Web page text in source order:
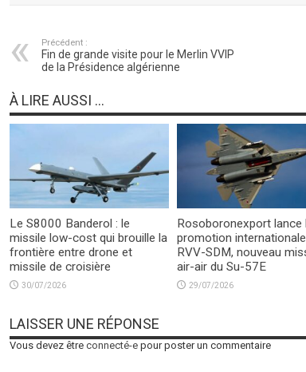
Précédent :
Fin de grande visite pour le Merlin VVIP
de la Présidence algérienne
À LIRE AUSSI ...
Le S8000 Banderol : le
missile low-cost qui brouille la
frontière entre drone et
missile de croisière
30/07/2026
Rosoboronexport lance
promotion
RVV-SDM, nouveau
air-air du Su-57E
29/07/2026
LAISSER UNE RÉPONSE
Vous devez être connecté-epour poster un commentaire